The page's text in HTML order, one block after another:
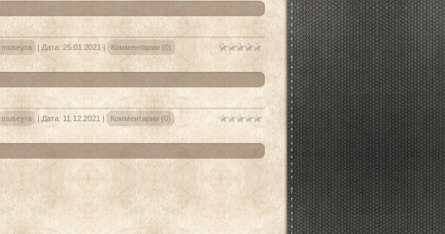
museyra | Дата: 25.01.2021 | Комментарии (0)
museyra |Дата: 11.12.2021 | Комментарии (0)